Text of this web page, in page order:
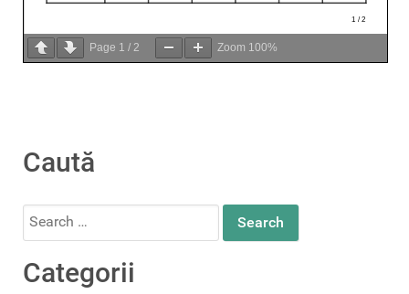
Page 1 / 2 Zoom 100%
Caută
Search
for:
Categorii